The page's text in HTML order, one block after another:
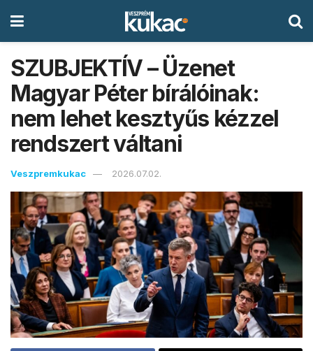
SZUBJEKTÍV – Üzenet
Magyar Péter bírálóinak:
nem lehet kesztyűs kézzel
rendszert váltani
Veszpremkukac 2026.07.02.